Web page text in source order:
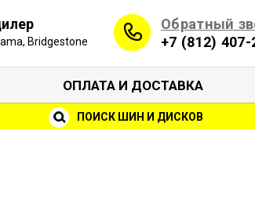
Bridgestone
Обратный
+7 (812) 407-
ОПЛАТА И ДОСТАВКА
ПОИСК ШИН И ДИСКОВ